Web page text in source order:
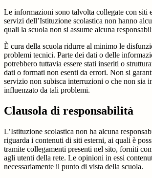
Le informazioni sono talvolta collegate con siti
servizi dell’Istituzione scolastica non hanno
quali la scuola non si assume alcuna
È cura della scuola ridurre al minimo le
problemi tecnici. Parte dei dati o delle
potrebbero tuttavia essere stati inseriti o
dati o formati non esenti da errori. Non si
servizio non subisca interruzioni o che non sia
influenzato da tali problemi.
Clausola di responsabilità
L’Istituzione scolastica non ha alcuna
riguarda i contenuti di siti esterni, ai quali è
tramite collegamenti presenti nel sito, forniti
agli utenti della rete. Le opinioni in essi
necessariamente il punto di vista della scuola.